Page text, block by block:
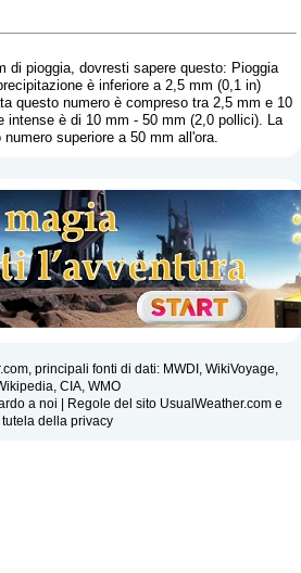
di pioggia, dovresti sapere questo: Pioggia
è inferiore a 2,5 mm (0,1 in)
questo numero è compreso tra 2,5 mm e 10
intense è di 10 mm - 50 mm (2,0 pollici). La
superiore a 50 mm all'ora.
principali fonti di dati: MWDI, WikiVoyage,
CIA, WMO
a noi | Regole del sito UsualWeather.com e
tutela della privacy